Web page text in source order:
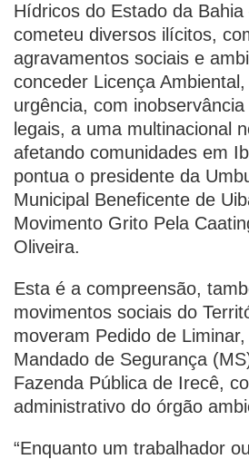
Hídricos do Estado da Bahia
cometeu diversos ilícitos,
agravamentos sociais e
conceder Licença
urgência, com
legais, a uma multinacional
afetando comunidades em
pontua o presidente da
Municipal Beneficente de
Movimento Grito Pela
Oliveira.
Esta é a compreensão,
movimentos sociais do
moveram Pedido de
Mandado de Segurança
Fazenda Pública de Irecê,
administrativo do órgão
“Enquanto um trabalhador